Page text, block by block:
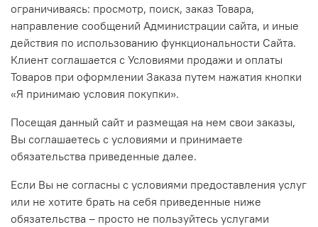
ограничиваясь: просмотр, поиск, заказ Товара,
направление сообщений Администрации сайта, и иные
действия по использованию функциональности Сайта.
Клиент соглашается с Условиями продажи и оплаты
Товаров при оформлении Заказа путем нажатия кнопки
«Я принимаю условия покупки».
Посещая данный сайт и размещая на нем свои заказы,
Вы соглашаетесь с условиями и принимаете
обязательства приведенные далее.
Если Вы не согласны с условиями предоставления услуг
или не хотите брать на себя приведенные ниже
обязательства – просто не пользуйтесь услугами